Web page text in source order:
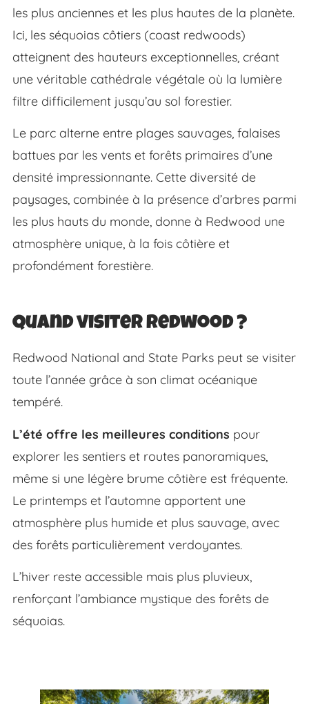
les plus anciennes et les plus hautes de la planète.
Ici, les séquoias côtiers (coast redwoods)
atteignent des hauteurs exceptionnelles, créant
une véritable cathédrale végétale où la lumière
filtre difficilement jusqu’au sol forestier.
Le parc alterne entre plages sauvages, falaises
battues par les vents et forêts primaires d’une
densité impressionnante. Cette diversité de
paysages, combinée à la présence d’arbres parmi
les plus hauts du monde, donne à Redwood une
atmosphère unique, à la fois côtière et
profondément forestière.
Quand visiter Redwood ?
Redwood National and State Parks peut se visiter
toute l’année grâce à son climat océanique
tempéré.
L’été offre les meilleures conditions pour
explorer les sentiers et routes panoramiques,
même si une légère brume côtière est fréquente.
Le printemps et l’automne apportent une
atmosphère plus humide et plus sauvage, avec
des forêts particulièrement verdoyantes.
L’hiver reste accessible mais plus pluvieux,
renforçant l’ambiance mystique des forêts de
séquoias.